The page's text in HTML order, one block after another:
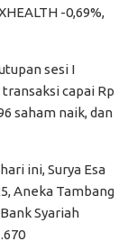
-0,69%,
sesi I
capai Rp
saham naik, dan
ini, Surya Esa
Aneka Tambang
Syariah